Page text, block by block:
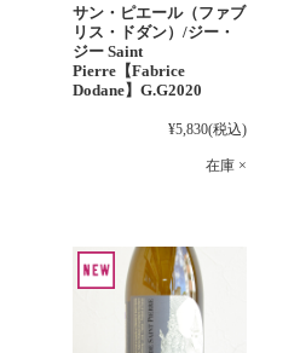
サン・ピエール（ファブ
リス・ドダン）/ジー・
ジー Saint
Pierre【Fabrice
Dodane】G.G2020
¥5,830(税込)
在庫 ×